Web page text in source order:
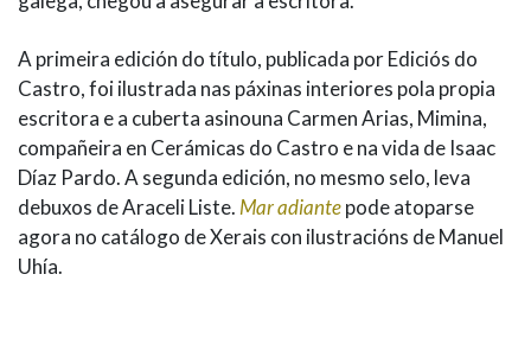
A primeira edición do título, publicada por Ediciós do
Castro, foi ilustrada nas páxinas interiores pola propia
escritora e a cuberta asinouna Carmen Arias, Mimina,
compañeira en Cerámicas do Castro e na vida de Isaac
Díaz Pardo. A segunda edición, no mesmo selo, leva
debuxos de Araceli Liste. Mar adiantepode atoparse
agora no catálogo de Xerais con ilustracións de Manuel
Uhía.